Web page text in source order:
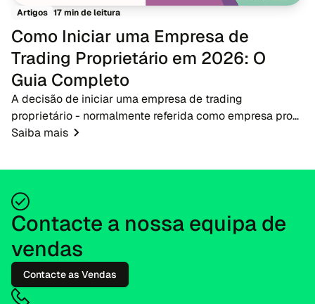
Artigos 17 min de leitura
Como Iniciar uma Empresa de
Trading Proprietário em 2026: O
Guia Completo
A decisão de iniciar uma empresa de trading
proprietário - normalmente referida como empresa prop
- em 2026 apresenta uma oportunidade oportuna para
Saiba mais
Contacte a nossa equipa de
vendas
Contacte as Vendas